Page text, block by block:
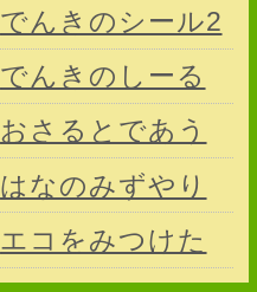
でんきのシール2
でんきのしーる
おさるとであう
はなのみずやり
エコをみつけた